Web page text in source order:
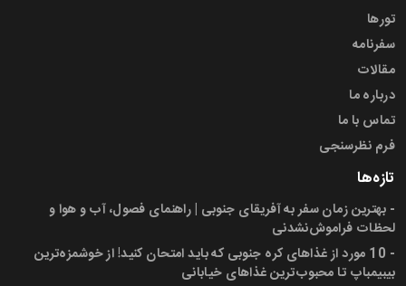
تورها
سفرنامه
مقالات
درباره ما
تماس با ما
فرم نظرسنجی
تازه‌ها
- بهترین زمان سفر به آفریقای جنوبی | راهنمای فصول، آب و هوا و
لحظات فراموش‌نشدنی
-
10 مورد از غذاهای کره جنوبی که باید امتحان کنید! از خوشمزه‌ترین
بیبیمباپ تا محبوب‌ترین غذاهای خیابانی